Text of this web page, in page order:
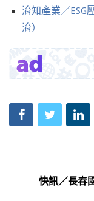
淯知產業／ESG
淯）
快訊／長春